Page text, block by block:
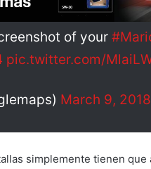
of your
pic.twitter.com/
March 9, 2018
simplemente tienen